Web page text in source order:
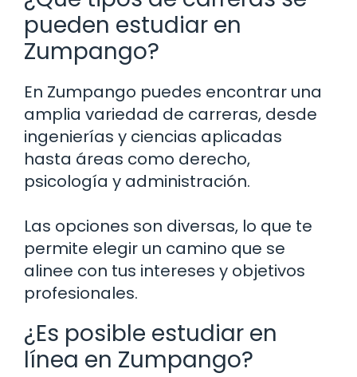
pueden estudiar en
Zumpango?
En Zumpango puedes encontrar una
amplia variedad de carreras, desde
ingenierías y ciencias aplicadas
hasta áreas como derecho,
psicología y administración.
Las opciones son diversas, lo que te
permite elegir un camino que se
alinee con tus intereses y objetivos
profesionales.
¿Es posible estudiar en
línea en Zumpango?